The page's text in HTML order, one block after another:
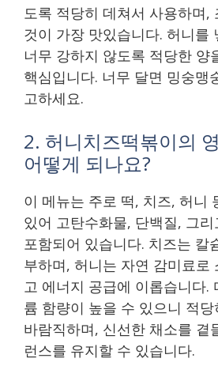
도록 적당히 데쳐서 사용하며,
것이 가장 맛있습니다. 허니를
너무 강하지 않도록 적당한 양
핵심입니다. 너무 달면 밍숭맹
고하세요.
2. 허니치즈떡볶이의
어떻게 되나요?
이 메뉴는 주로 떡, 치즈, 허니
있어 고탄수화물, 단백질, 그
포함되어 있습니다. 치즈는 칼
부하며, 허니는 자연 감미료로
고 에너지 공급에 이롭습니다.
륨 함량이 높을 수 있으니 적
바람직하며, 신선한 채소를 곁
런스를 유지할 수 있습니다.